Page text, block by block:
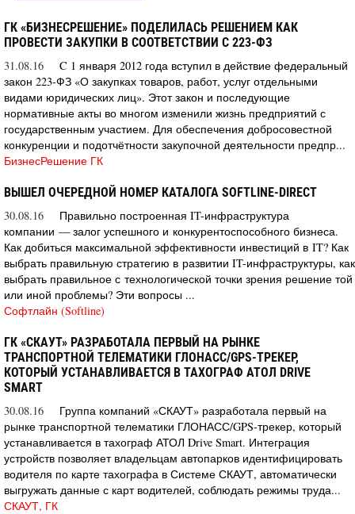
ГК «БИЗНЕСРЕШЕНИЕ» ПОДЕЛИЛАСЬ РЕШЕНИЕМ КАК
ПРОВЕСТИ ЗАКУПКИ В СООТВЕТСТВИИ С 223-ФЗ
31.08.16
C 1 января 2012 года вступил в действие федеральный
закон 223-ФЗ «О закупках товаров, работ, услуг отдельными
видами юридических лиц». Этот закон и последующие
нормативные акты во многом изменили жизнь предприятий с
государственным участием. Для обеспечения добросовестной
конкуренции и подотчётности закупочной деятельности предпр...
БизнесРешение ГК
ВЫШЕЛ ОЧЕРЕДНОЙ НОМЕР КАТАЛОГА SOFTLINE-DIRECT
30.08.16
Правильно построенная IT-инфраструктура
компании — залог успешного и конкурентоспособного бизнеса.
Как добиться максимальной эффективности инвестиций в IT? Как
выбрать правильную стратегию в развитии IT-инфраструктуры, как
выбрать правильное с технологической точки зрения решение той
или иной проблемы? Эти вопросы ...
Софтлайн (Softline)
ГК «СКАУТ» РАЗРАБОТАЛА ПЕРВЫЙ НА РЫНКЕ
ТРАНСПОРТНОЙ ТЕЛЕМАТИКИ ГЛОНАСС/GPS-ТРЕКЕР,
КОТОРЫЙ УСТАНАВЛИВАЕТСЯ В ТАХОГРАФ АТОЛ DRIVE
SMART
30.08.16
Группа компаний «СКАУТ» разработала первый на
рынке транспортной телематики ГЛОНАСС/GPS-трекер, который
устанавливается в тахограф АТОЛ Drive Smart. Интеграция
устройств позволяет владельцам автопарков идентифицировать
водителя по карте тахографа в Системе СКАУТ, автоматически
выгружать данные с карт водителей, соблюдать режимы труда...
СКАУТ, ГК